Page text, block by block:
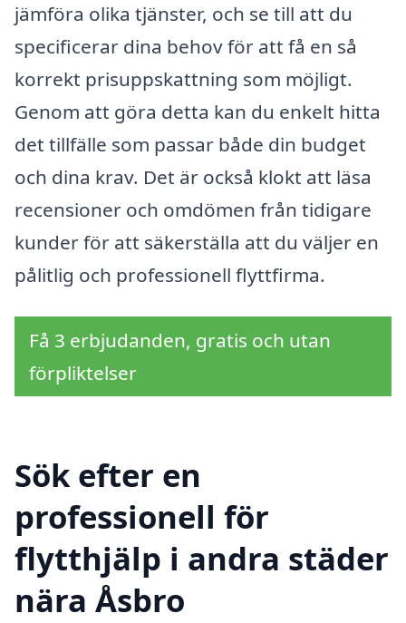
jämföra olika tjänster, och se till att du
specificerar dina behov för att få en så
korrekt prisuppskattning som möjligt.
Genom att göra detta kan du enkelt hitta
det tillfälle som passar både din budget
och dina krav. Det är också klokt att läsa
recensioner och omdömen från tidigare
kunder för att säkerställa att du väljer en
pålitlig och professionell flyttfirma.
Få 3 erbjudanden, gratis och utan
förpliktelser
Sök efter en
professionell för
flytthjälp i andra städer
nära Åsbro